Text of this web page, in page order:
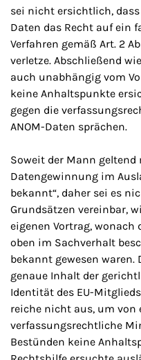
sei nicht ersichtlich, dass
Daten das Recht auf ein
Verfahren gemäß Art. 2
verletze. Abschließend
auch unabhängig vom
keine Anhaltspunkte
gegen die
ANOM-Daten sprächen.
Soweit der Mann geltend
Datengewinnung im
bekannt“, daher sei es
Grundsätzen vereinbar,
eigenen Vortrag,
oben im Sachverhalt
bekannt gewesen waren.
genaue Inhalt der
Identität des EU-
reiche nicht aus, um von
verfassungsrechtliche
Bestünden keine